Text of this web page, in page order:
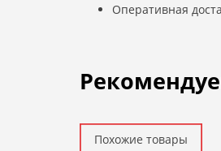
Оперативная
Похожие товары